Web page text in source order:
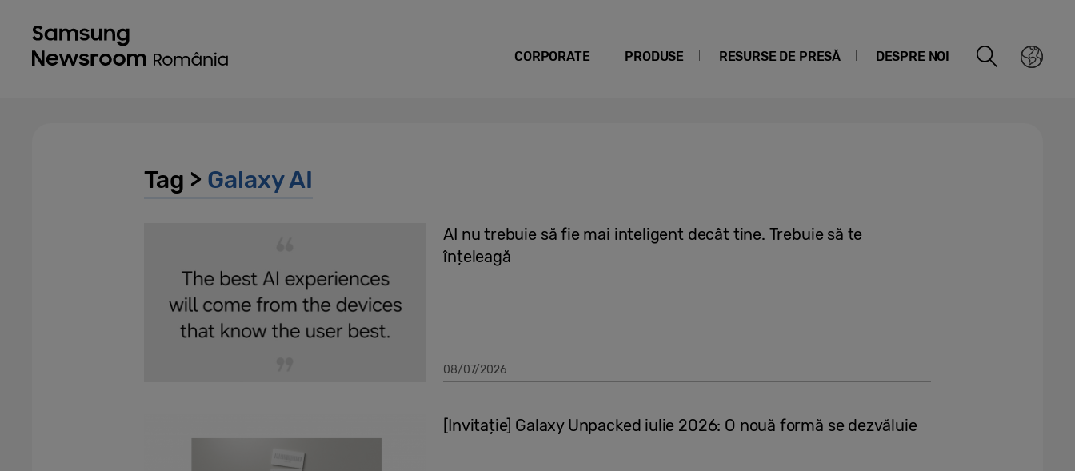
CORPORATE PRODUSE RESURSE DE PRESĂ DESPRE NOI
Tag > Galaxy AI
AI nu trebuie să fie mai inteligent decât tine. Trebuie să te
înțeleagă
08/07/2026
[Invitație] Galaxy Unpacked iulie 2026: O nouă formă se dezvăluie